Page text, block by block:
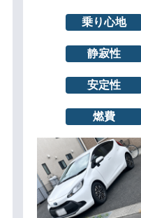
乗り心地
静寂性
安定性
燃費